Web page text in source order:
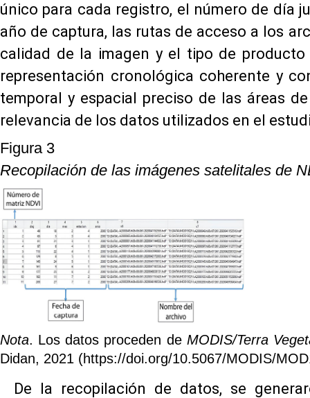
único para cada registro, el número de día
año de captura, las rutas de acceso a los
calidad de la imagen y el tipo de
representación cronológica coherente y
temporal y espacial preciso de las áreas
relevancia de los datos utilizados en el
Figura 3
Recopilación de las imágenes satelitales de
Nota. Los datos proceden de MODIS/Terra
Didan, 2021 (https://doi.org/10.5067/MODIS/
De la recopilación de datos, se